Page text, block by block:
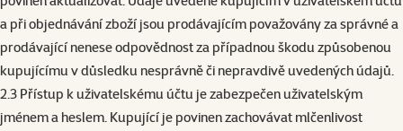
a při objednávání zboží jsou prodávajícím považovány za správné a
prodávající nenese odpovědnost za případnou škodu způsobenou
kupujícímu v důsledku nesprávně či nepravdivě uvedených údajů.
2.3 Přístup k uživatelskému účtu je zabezpečen uživatelským
jménem a heslem. Kupující je povinen zachovávat mlčenlivost